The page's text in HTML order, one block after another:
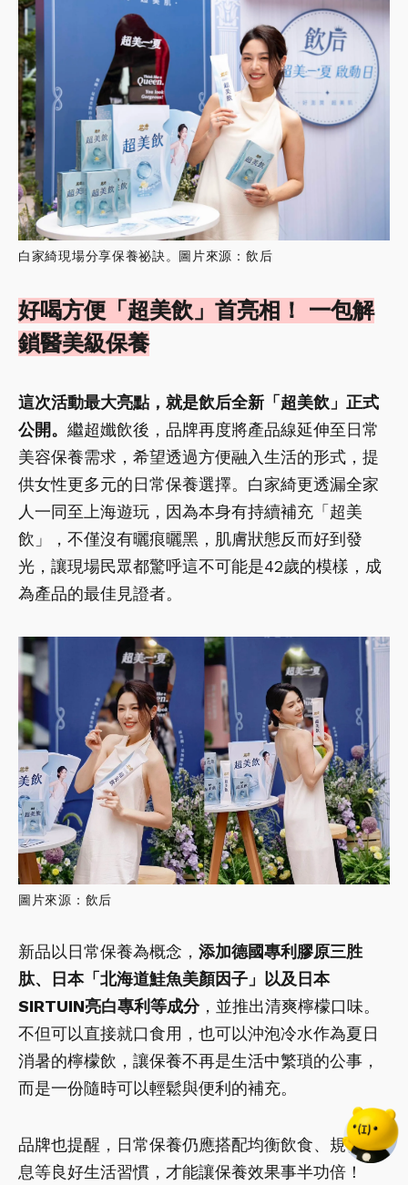
白家綺現場分享保養祕訣。圖片來源：飲后
好喝方便「超美飲」首亮相！ 一包解
鎖醫美級保養
這次活動最大亮點，就是飲后全新「超美飲」正式
公開。 繼超孅飲後，品牌再度將產品線延伸至日常
美容保養需求，希望透過方便融入生活的形式，提
供女性更多元的日常保養選擇。白家綺更透漏全家
人一同至上海遊玩，因為本身有持續補充「超美
飲」，不僅沒有曬痕曬黑，肌膚狀態反而好到發
光，讓現場民眾都驚呼這不可能是42歲的模樣，成
為產品的最佳見證者。
圖片來源：飲后
新品以日常保養為概念， 添加德國專利膠原三胜
肽、日本「北海道鮭魚美顏因子」以及日本
SIRTUIN亮白專利等成分，並推出清爽檸檬口味。
不但可以直接就口食用，也可以沖泡冷水作為夏日
消暑的檸檬飲，讓保養不再是生活中繁瑣的公事，
而是一份隨時可以輕鬆與便利的補充。
品牌也提醒，日常保養仍應搭配均衡飲食、規律作
息等良好生活習慣，才能讓保養效果事半功倍！